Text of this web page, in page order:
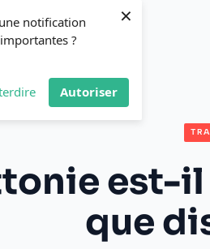
notification
?
Autoriser
×
est-il
que